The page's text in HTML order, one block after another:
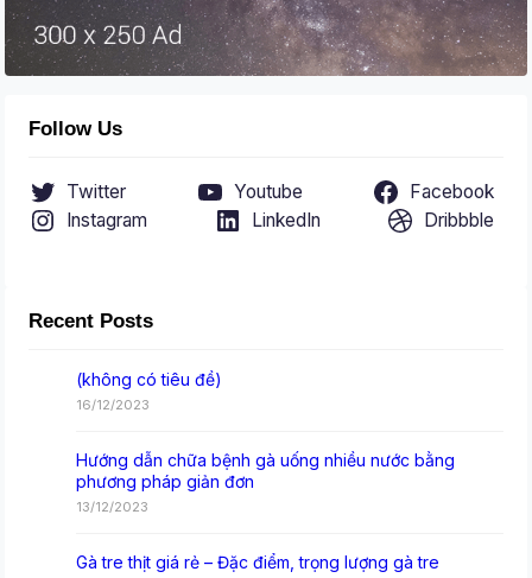
Follow Us
Twitter Youtube
Facebook
Instagram
LinkedIn Dribbble
Recent Posts
(không có tiêu đề)
16/12/2023
Hướng dẫn chữa bệnh gà uống nhiều nước bằng
phương pháp giản đơn
13/12/2023
Gà tre thịt giá rẻ – Đặc điểm, trọng lượng gà tre